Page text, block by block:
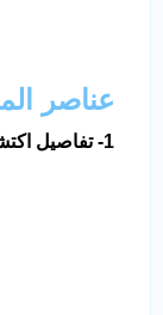
عناصر
1- تفاصيل اكتشاف المدينة الغامضة